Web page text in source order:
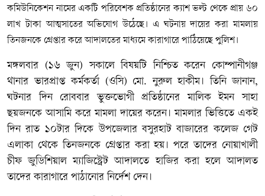
কমিউনিকেশন নামের একটি পরিবেশক প্রতিষ্ঠানের ক্যাশ ভল্ট থেকে প্রায় ৬০
লাখ টাকা আত্মসাতের অভিযোগ উঠেছে। এ ঘটনায় দায়ের করা মামলায়
তিনজনকে গ্রেপ্তার করে আদালতের মাধ্যমে কারাগারে পাঠিয়েছে পুলিশ।
মঙ্গলবার (১৬ জুন) সকালে বিষয়টি নিশ্চিত করেন কোম্পানীগঞ্জ
থানার ভারপ্রাপ্ত কর্মকর্তা (ওসি) মো. নুরুল হাকীম। তিনি জানান,
ঘটনার দিন রোববার ভুক্তভোগী প্রতিষ্ঠানের মালিক ইমন সাহা
ছয়জনকে আসামি করে মামলা দায়ের করেন। মামলার ভিত্তিতে একই
দিন রাত ১০টার দিকে উপজেলার বসুরহাট বাজারের কলেজ গেট
এলাকা থেকে তিনজনকে গ্রেপ্তার করা হয়। পরে তাদের নোয়াখালী
চীফ জুডিশিয়াল ম্যাজিস্ট্রেট আদালতে হাজির করা হলে আদালত
তাদের কারাগারে পাঠানোর নির্দেশ দেন।